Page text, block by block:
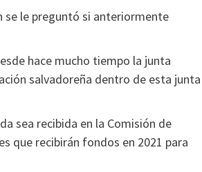
se le preguntó si anteriormente
hace mucho tiempo la junta
salvadoreña dentro de esta junta
sea recibida en la Comisión de
que recibirán fondos en 2021 para